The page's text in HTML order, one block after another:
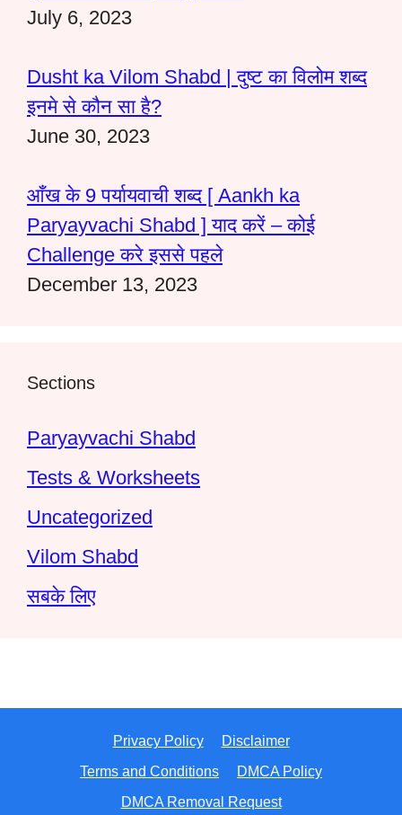
July 6, 2023
Dusht ka Vilom Shabd | दुष्ट का विलोम शब्द
इनमे से कौन सा है?
June 30, 2023
आँख के 9 पर्यायवाची शब्द [ Aankh ka
Paryayvachi Shabd ] याद करें – कोई
Challenge करे इससे पहले
December 13, 2023
Sections
Paryayvachi Shabd
Tests & Worksheets
Uncategorized
Vilom Shabd
सबके लिए
Privacy Policy
Disclaimer
Terms and Conditions
DMCA Policy
DMCA Removal Request